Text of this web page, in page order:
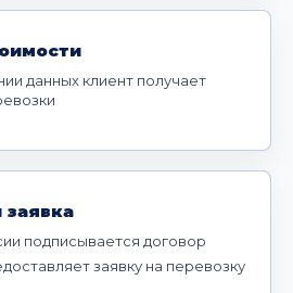
данных клиент получает
заявка
подписывается договор
заявку на перевозку